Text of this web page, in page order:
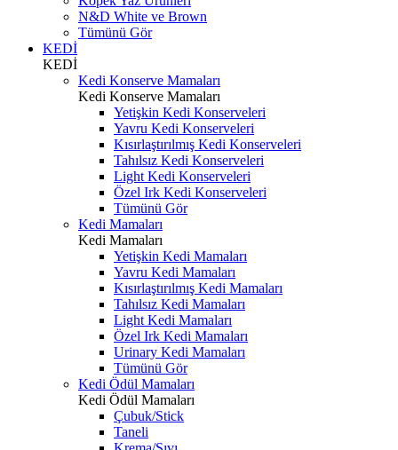
N&D White ve Brown
Tümünü Gör
KEDİ
KEDİ
Kedi Konserve Mamaları
Kedi Konserve Mamaları
Yetişkin Kedi Konserveleri
Yavru Kedi Konserveleri
Kısırlaştırılmış Kedi Konserveleri
Tahılsız Kedi Konserveleri
Light Kedi Konserveleri
Özel Irk Kedi Konserveleri
Tümünü Gör
Kedi Mamaları
Kedi Mamaları
Yetişkin Kedi Mamaları
Yavru Kedi Mamaları
Kısırlaştırılmış Kedi Mamaları
Tahılsız Kedi Mamaları
Light Kedi Mamaları
Özel Irk Kedi Mamaları
Urinary Kedi Mamaları
Tümünü Gör
Kedi Ödül Mamaları
Kedi Ödül Mamaları
Çubuk/Stick
Taneli